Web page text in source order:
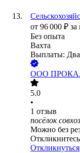
от 96 000 ₽ за
Без опыта
Вахта
Выплаты: Два
ООО
5.0
•
1 отзыв
посёлок
Можно без
Откликнуться